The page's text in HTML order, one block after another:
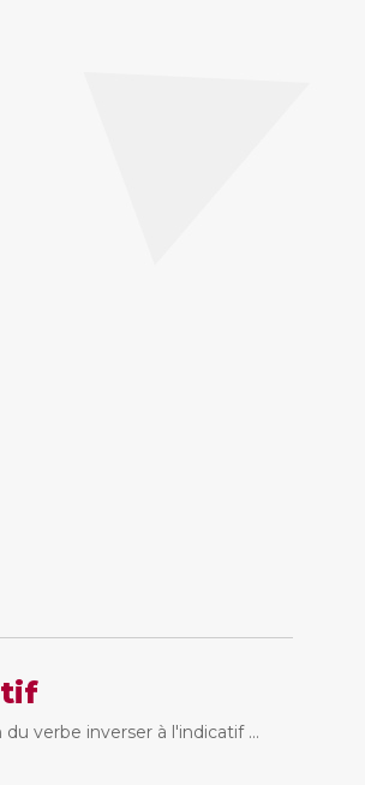
du verbe inverser à l'indicatif ...